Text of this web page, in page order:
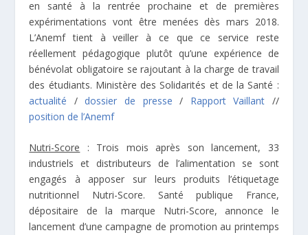
en santé à la rentrée prochaine et de premières
expérimentations vont être menées dès mars 2018.
L’Anemf tient à veiller à ce que ce service reste
réellement pédagogique plutôt qu’une expérience de
bénévolat obligatoire se rajoutant à la charge de travail
des étudiants. Ministère des Solidarités et de la Santé :
actualité / dossier de presse / Rapport Vaillant //
position de l’Anemf
Nutri-Score : Trois mois après son lancement, 33
industriels et distributeurs de l’alimentation se sont
engagés à apposer sur leurs produits l’étiquetage
nutritionnel Nutri-Score. Santé publique France,
dépositaire de la marque Nutri-Score, annonce le
lancement d’une campagne de promotion au printemps